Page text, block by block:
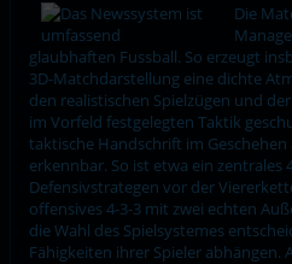
Die
glaubhaften Fussball. So erzeugt
3D-Matchdarstellung eine dichte
den realistischen Spielzügen und
im Vorfeld festgelegten Taktik
taktische Handschrift im
erkennbar. So ist etwa ein zentrales
Defensivstrategen vor der
offensives 4-3-3 mit zwei echten
die Wahl des Spielsystemes
Fähigkeiten ihrer Spieler abhängen.